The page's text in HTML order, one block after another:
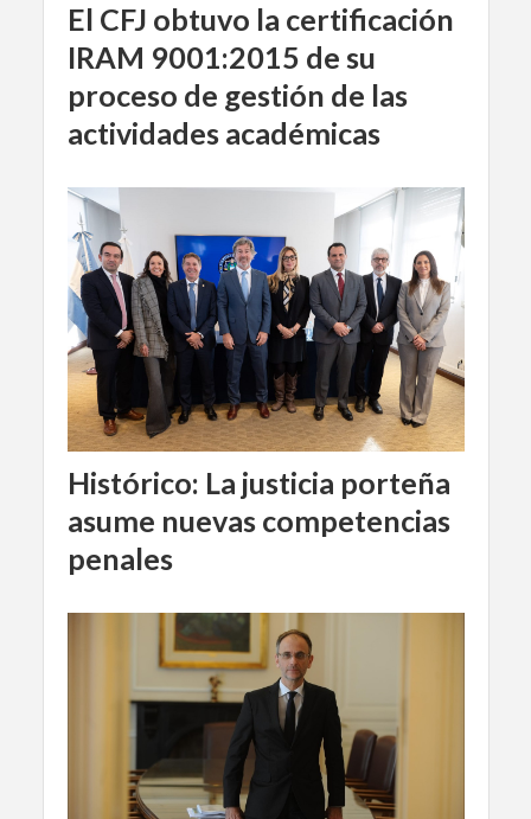
El CFJ obtuvo la certificación
IRAM 9001:2015 de su
proceso de gestión de las
actividades académicas
Histórico: La justicia porteña
asume nuevas competencias
penales